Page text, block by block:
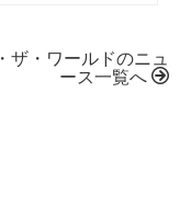
・ワールドのニュ
ース一覧へ